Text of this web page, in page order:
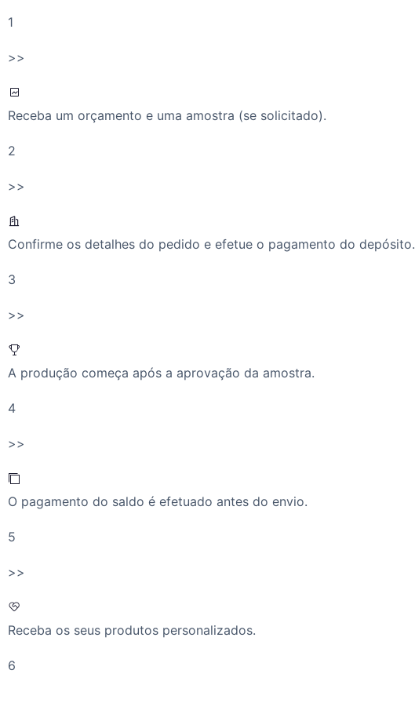
1
>>
Receba um orçamento e uma amostra (se solicitado).
2
>>
Confirme os detalhes do pedido e efetue o pagamento do depósito.
3
>>
A produção começa após a aprovação da amostra.
4
>>
O pagamento do saldo é efetuado antes do envio.
5
>>
Receba os seus produtos personalizados.
6